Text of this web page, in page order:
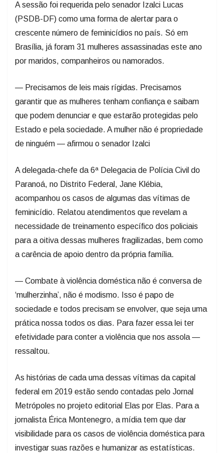
A sessão foi requerida pelo senador Izalci Lucas
(PSDB-DF) como uma forma de alertar para o
crescente número de feminicídios no país. Só em
Brasília, já foram 31 mulheres assassinadas este ano
por maridos, companheiros ou namorados.
— Precisamos de leis mais rígidas. Precisamos
garantir que as mulheres tenham confiança e saibam
que podem denunciar e que estarão protegidas pelo
Estado e pela sociedade. A mulher não é propriedade
de ninguém — afirmou o senador Izalci
A delegada-chefe da 6ª Delegacia de Polícia Civil do
Paranoá, no Distrito Federal, Jane Klébia,
acompanhou os casos de algumas das vítimas de
feminicídio. Relatou atendimentos que revelam a
necessidade de treinamento específico dos policiais
para a oitiva dessas mulheres fragilizadas, bem como
a carência de apoio dentro da própria família.
— Combate à violência doméstica não é conversa de
‘mulherzinha’, não é modismo. Isso é papo de
sociedade e todos precisam se envolver, que seja uma
prática nossa todos os dias. Para fazer essa lei ter
efetividade para conter a violência que nos assola —
ressaltou.
As histórias de cada uma dessas vítimas da capital
federal em 2019 estão sendo contadas pelo Jornal
Metrópoles no projeto editorial Elas por Elas. Para a
jornalista Érica Montenegro, a mídia tem que dar
visibilidade para os casos de violência doméstica para
investigar suas razões e humanizar as estatísticas.